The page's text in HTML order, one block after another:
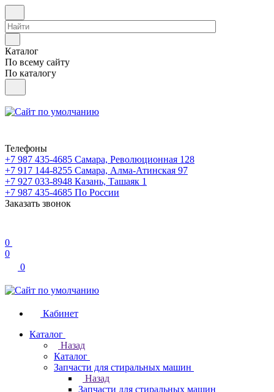
Каталог
По всему сайту
По каталогу
Телефоны
+7 987 435-4685 Самара, Революционная 128
+7 917 144-8255 Самара, Алма-Атинская 97
+7 927 033-8948 Казань, Ташаяк 1
+7 987 435-4685 По России
Заказать звонок
0
0
0
Кабинет
Каталог
Назад
Каталог
Запчасти для стиральных машин
Назад
Запчасти для стиральных машин